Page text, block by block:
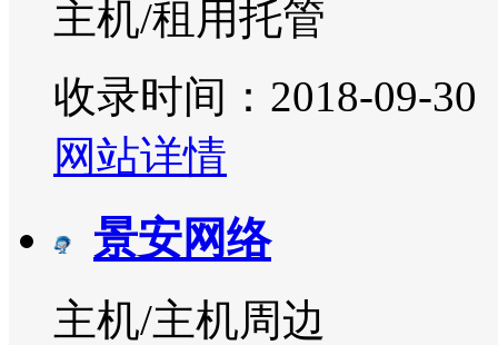
主机/租用托管
收录时间：2018-09-30
网站详情
景安网络
主机/主机周边